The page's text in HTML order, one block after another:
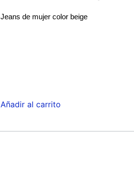
Jeans de mujer color beige
Añadir al carrito